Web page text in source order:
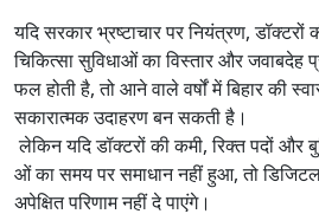
यदि सरकार भ्रष्टाचार पर नियंत्रण,
चिकित्सा सुविधाओं का विस्तार और
फल होती है, तो आने वाले वर्षों में बिहार की
सकारात्मक उदाहरण बन सकती है।
लेकिन यदि डॉक्टरों की कमी, रिक्त पदों और
ओं का समय पर समाधान नहीं हुआ, तो
अपेक्षित परिणाम नहीं दे पाएंगे।